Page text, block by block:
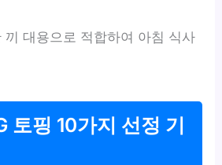
끼 대용으로 적합하여 아침 식사
토핑 10가지 선정 기